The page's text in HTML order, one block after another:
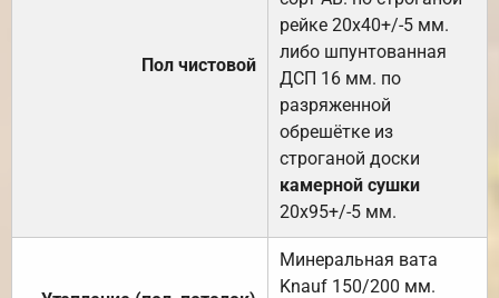
Пол чистовой
рейке 20х40+/-5 мм.
либо шпунтованная
ДСП 16 мм. по
разряженной
обрешётке из
строганой доски
камерной сушки
20х95+/-5 мм.
Минеральная вата
Knauf 150/200 мм.